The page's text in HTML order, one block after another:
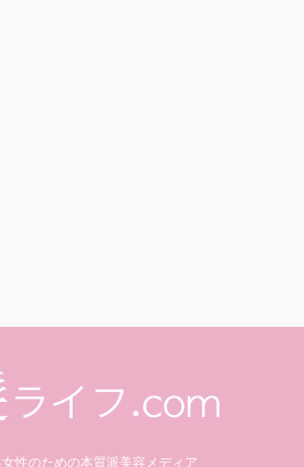
性のための本質派美容メディア